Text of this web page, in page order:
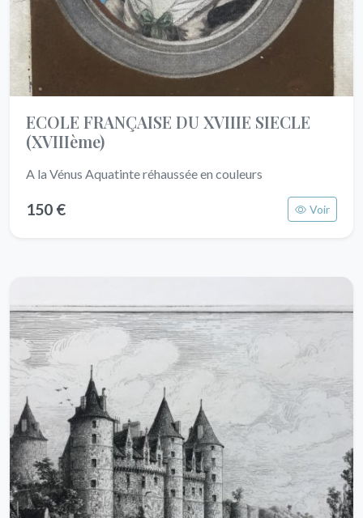
ECOLE FRANÇAISE DU XVIIIE SIECLE
(XVIIIème)
A la Vénus Aquatinte réhaussée en couleurs
150 € Voir